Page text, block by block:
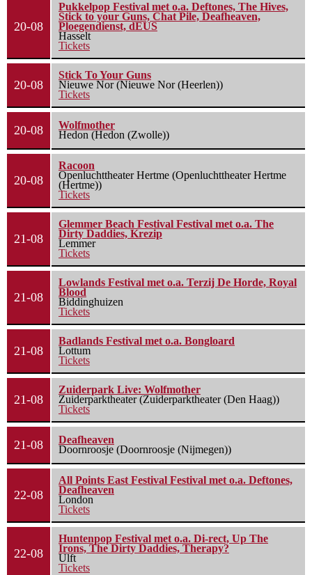
20-08
Pukkelpop Festival met o.a. Deftones, The Hives,
Stick to your Guns, Chat Pile, Deafheaven,
Ploegendienst, dEUS
Hasselt
Tickets
20-08
Stick To Your Guns
Nieuwe Nor (Nieuwe Nor (Heerlen))
Tickets
20-08
Wolfmother
Hedon (Hedon (Zwolle))
20-08
Racoon
Openluchttheater Hertme (Openluchttheater Hertme
(Hertme))
Tickets
21-08
Glemmer Beach Festival Festival met o.a. The
Dirty Daddies, Krezip
Lemmer
Tickets
21-08
Lowlands Festival met o.a. Terzij De Horde, Royal
Blood
Biddinghuizen
Tickets
21-08
Badlands Festival met o.a. Bongloard
Lottum
Tickets
21-08
Zuiderpark Live: Wolfmother
Zuiderparktheater (Zuiderparktheater (Den Haag))
Tickets
21-08
Deafheaven
Doornroosje (Doornroosje (Nijmegen))
22-08
All Points East Festival Festival met o.a. Deftones,
Deafheaven
London
Tickets
22-08
Huntenpop Festival met o.a. Di-rect, Up The
Irons, The Dirty Daddies, Therapy?
Ulft
Tickets